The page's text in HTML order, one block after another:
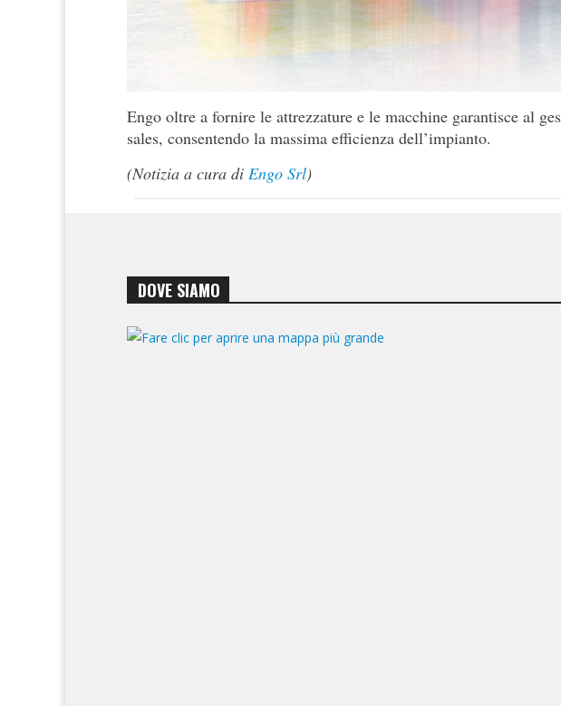
Engo oltre a fornire le attrezzature e le macchine garantisce al
sales, consentendo la massima efficienza dell’impianto.
(Notizia a cura di Engo Srl)
DOVE SIAMO